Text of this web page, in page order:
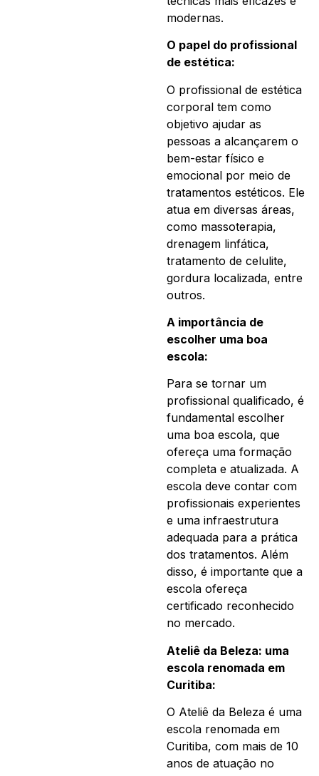
modernas.
O papel do profissional
de estética:
O profissional de estética
corporal tem como
objetivo ajudar as
pessoas a alcançarem o
bem-estar físico e
emocional por meio de
tratamentos estéticos. Ele
atua em diversas áreas,
como massoterapia,
drenagem linfática,
tratamento de celulite,
gordura localizada, entre
outros.
A importância de
escolher uma boa
escola:
Para se tornar um
profissional qualificado, é
fundamental escolher
uma boa escola, que
ofereça uma formação
completa e atualizada. A
escola deve contar com
profissionais experientes
e uma infraestrutura
adequada para a prática
dos tratamentos. Além
disso, é importante que a
escola ofereça
certificado reconhecido
no mercado.
Ateliê da Beleza: uma
escola renomada em
Curitiba:
O Ateliê da Beleza é uma
escola renomada em
Curitiba, com mais de 10
anos de atuação no